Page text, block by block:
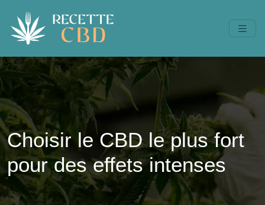
Choisir le CBD le plus fort
pour des effets intenses